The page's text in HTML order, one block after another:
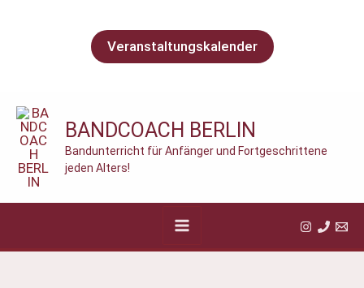
Veranstaltungskalender
BANDCOACH BERLIN
Bandunterricht für Anfänger und Fortgeschrittene
jeden Alters!